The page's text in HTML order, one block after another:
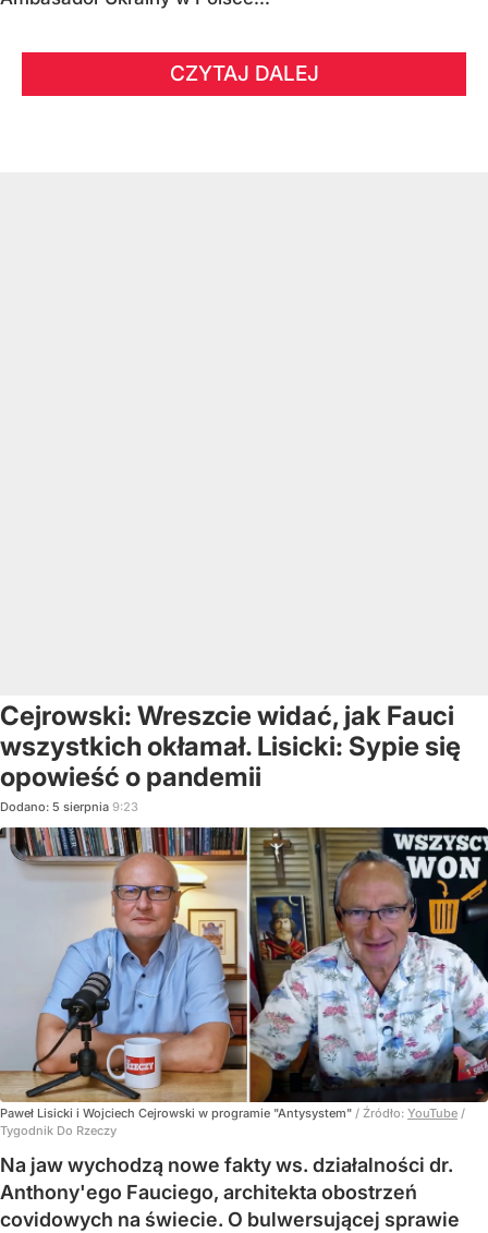
CZYTAJ DALEJ
Cejrowski: Wreszcie widać, jak Fauci
wszystkich okłamał. Lisicki: Sypie się
opowieść o pandemii
Dodano: 5 sierpnia 9:23
Paweł Lisicki i Wojciech Cejrowski w programie "Antysystem" / Źródło: YouTube /
Tygodnik Do Rzeczy
Na jaw wychodzą nowe fakty ws. działalności dr.
Anthony'ego Fauciego, architekta obostrzeń
covidowych na świecie. O bulwersującej sprawie